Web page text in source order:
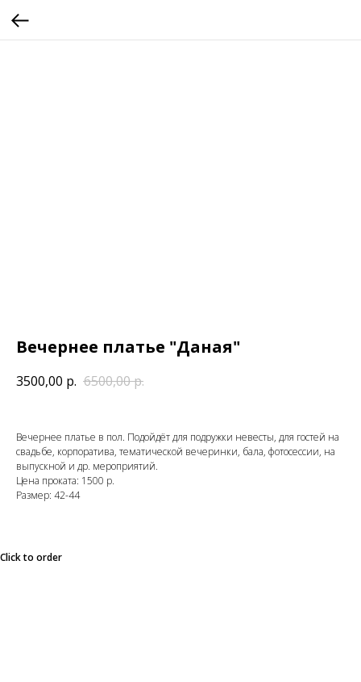
Вечернее платье "Даная"
3500,00 р. 6500,00р.
Вечернее платье в пол. Подойдёт для подружки невесты, для гостей на
свадьбе, корпоратива, тематической вечеринки, бала, фотосессии, на
выпускной и др. мероприятий.
Цена проката: 1500 р.
Размер: 42-44
Click to order